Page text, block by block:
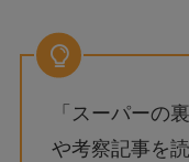
「スーパーの
や考察記事を